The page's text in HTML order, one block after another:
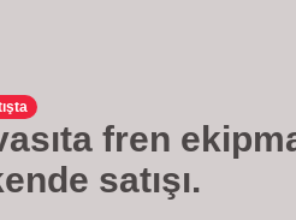
fren
satışı.